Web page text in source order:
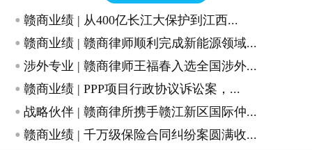
· 赣商业绩 | 从400亿长江大保护到江西...
· 赣商业绩 | 赣商律师顺利完成新能源领域...
· 涉外专业 | 赣商律师王福春入选全国涉外...
· 赣商业绩 | PPP项目行政协议诉讼案，...
· 战略伙伴 | 赣商律所携手赣江新区国际仲...
· 赣商业绩 | 千万级保险合同纠纷案圆满收...